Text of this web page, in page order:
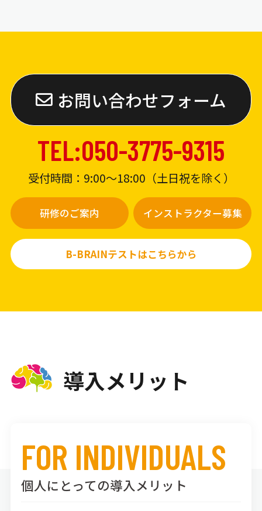
お問い合わせフォーム
TEL:050-3775-9315
受付時間：9:00〜18:00（土日祝を除く）
研修のご案内 インストラクター募集
B-BRAINテストはこちらから
導入メリット
FOR INDIVIDUALS
個人にとっての導入メリット